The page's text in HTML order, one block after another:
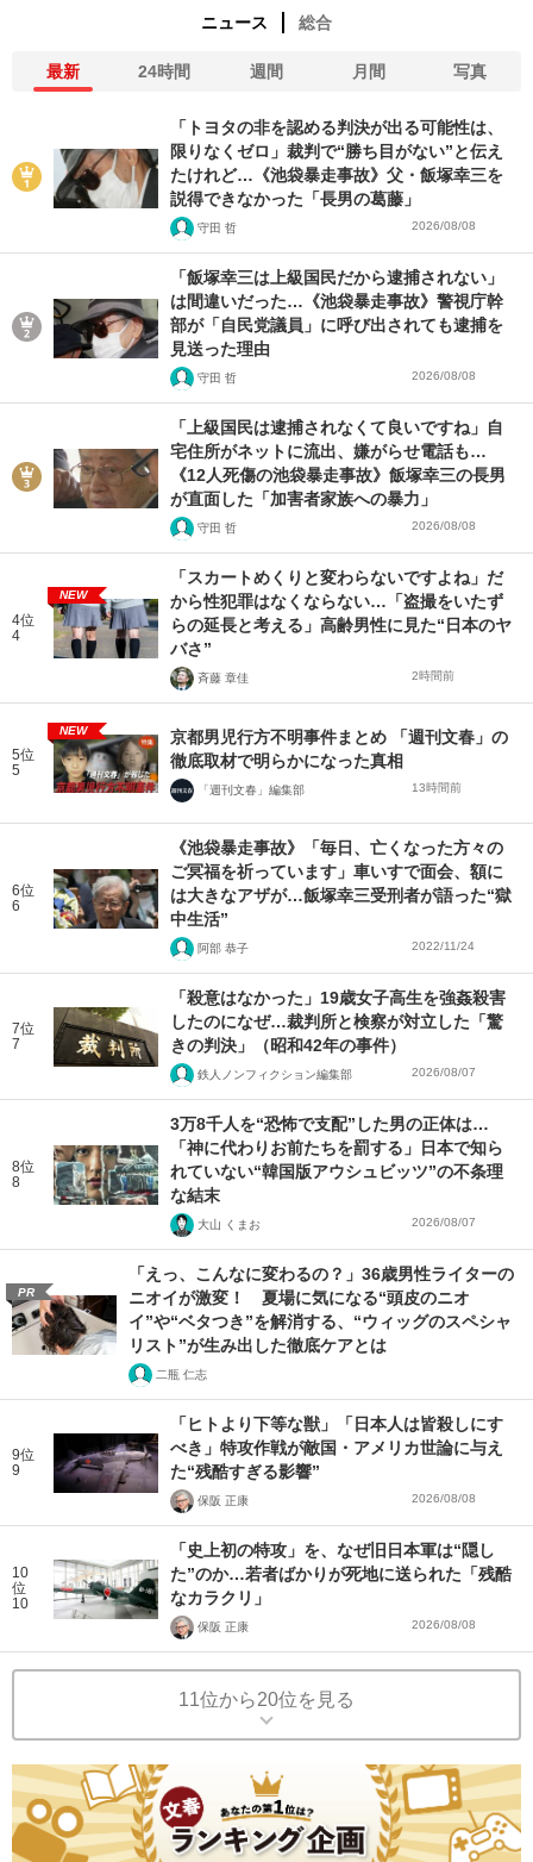
ニュース 総合
最新 24時間 週間 月間 写真
「トヨタの非を認める判決が出る可能性は、
限りなくゼロ」裁判で“勝ち目がない”と伝え
たけれど…《池袋暴走事故》父・飯塚幸三を
説得できなかった「長男の葛藤」
守田 哲 2026/08/08
「飯塚幸三は上級国民だから逮捕されない」
は間違いだった…《池袋暴走事故》警視庁幹
部が「自民党議員」に呼び出されても逮捕を
見送った理由
守田 哲 2026/08/08
「上級国民は逮捕されなくて良いですね」自
宅住所がネットに流出、嫌がらせ電話も…
《12人死傷の池袋暴走事故》飯塚幸三の長男
が直面した「加害者家族への暴力」
守田 哲 2026/08/08
4位
4
NEW
「スカートめくりと変わらないですよね」だ
から性犯罪はなくならない…「盗撮をいたず
らの延長と考える」高齢男性に見た“日本のヤ
バさ”
斉藤 章佳 2時間前
5位
5
NEW
京都男児行方不明事件まとめ 「週刊文春」の
徹底取材で明らかになった真相
「週刊文春」編集部 13時間前
6位
6
《池袋暴走事故》「毎日、亡くなった方々の
ご冥福を祈っています」車いすで面会、額に
は大きなアザが…飯塚幸三受刑者が語った“獄
中生活”
阿部 恭子 2022/11/24
7位
7
「殺意はなかった」19歳女子高生を強姦殺害
したのになぜ…裁判所と検察が対立した「驚
きの判決」（昭和42年の事件）
鉄人ノンフィクション編集部 2026/08/07
8位
8
3万8千人を“恐怖で支配”した男の正体は…
「神に代わりお前たちを罰する」日本で知ら
れていない“韓国版アウシュビッツ”の不条理
な結末
大山 くまお 2026/08/07
PR
「えっ、こんなに変わるの？」36歳男性ライターの
ニオイが激変！ 夏場に気になる“頭皮のニオ
イ”や“ベタつき”を解消する、“ウィッグのスペシャ
リスト”が生み出した徹底ケアとは
二瓶 仁志
9位
9
「ヒトより下等な獣」「日本人は皆殺しにす
べき」特攻作戦が敵国・アメリカ世論に与え
た“残酷すぎる影響”
保阪 正康 2026/08/08
10
位
10
「史上初の特攻」を、なぜ旧日本軍は“隠し
た”のか…若者ばかりが死地に送られた「残酷
なカラクリ」
保阪 正康 2026/08/08
11位から20位を見る